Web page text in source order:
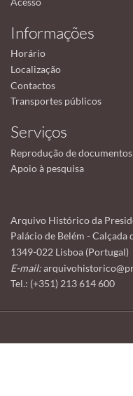
Informações
Horário
Localização
Contactos
Transportes públicos
Serviços
Reprodução de documentos
Apoio à pesquisa
Arquivo Histórico da
Palácio de Belém - Calçada
1349-022 Lisboa (Portugal)
E-mail:
Tel.: (+351) 213 614 600